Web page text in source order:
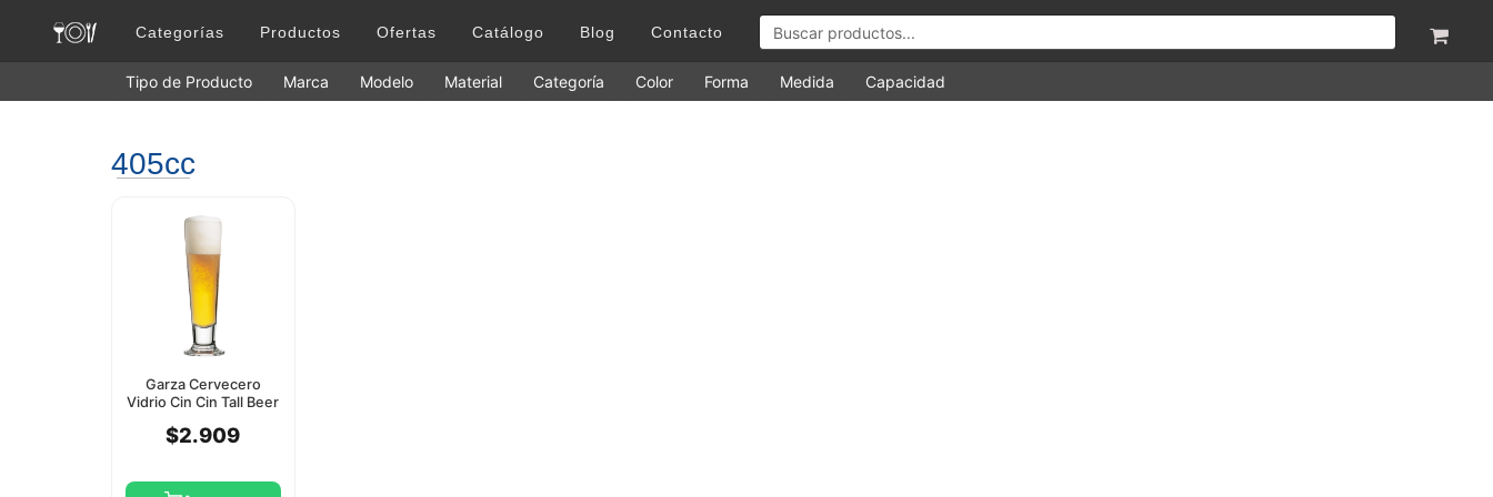
Categorías Productos Ofertas Catálogo Blog Contacto
Tipo de Producto Marca Modelo Material Categoría Color Forma Medida Capacidad
405cc
Garza Cervecero
Vidrio Cin Cin Tall Beer
$2.909